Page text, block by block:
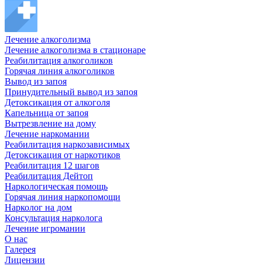
Лечение алкоголизма
Лечение алкоголизма в стационаре
Реабилитация алкоголиков
Горячая линия алкоголиков
Вывод из запоя
Принудительный вывод из запоя
Детоксикация от алкоголя
Капельница от запоя
Вытрезвление на дому
Лечение наркомании
Реабилитация наркозависимых
Детоксикация от наркотиков
Реабилитация 12 шагов
Реабилитация Дейтоп
Наркологическая помощь
Горячая линия наркопомощи
Нарколог на дом
Консультация нарколога
Лечение игромании
О нас
Галерея
Лицензии